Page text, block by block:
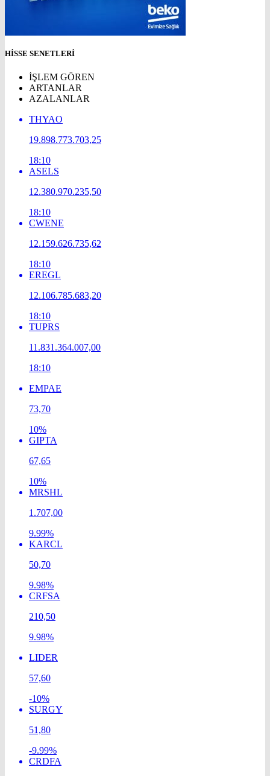
HİSSE SENETLERİ
İŞLEM GÖREN
ARTANLAR
AZALANLAR
THYAO
19.898.773.703,25
18:10
ASELS
12.380.970.235,50
18:10
CWENE
12.159.626.735,62
18:10
EREGL
12.106.785.683,20
18:10
TUPRS
11.831.364.007,00
18:10
EMPAE
73,70
10%
GIPTA
67,65
10%
MRSHL
1.707,00
9.99%
KARCL
50,70
9.98%
CRFSA
210,50
9.98%
LIDER
57,60
-10%
SURGY
51,80
-9.99%
CRDFA